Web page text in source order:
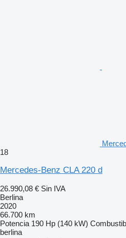
18
Mercedes-Benz CLA 220 d
26.990,08 € Sin IVA
Berlina
2020
66.700 km
Potencia 190 Hp (140 kW)
berlina